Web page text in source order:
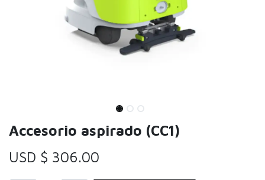
Accesorio aspirado (CC1)
USD $ 306.00